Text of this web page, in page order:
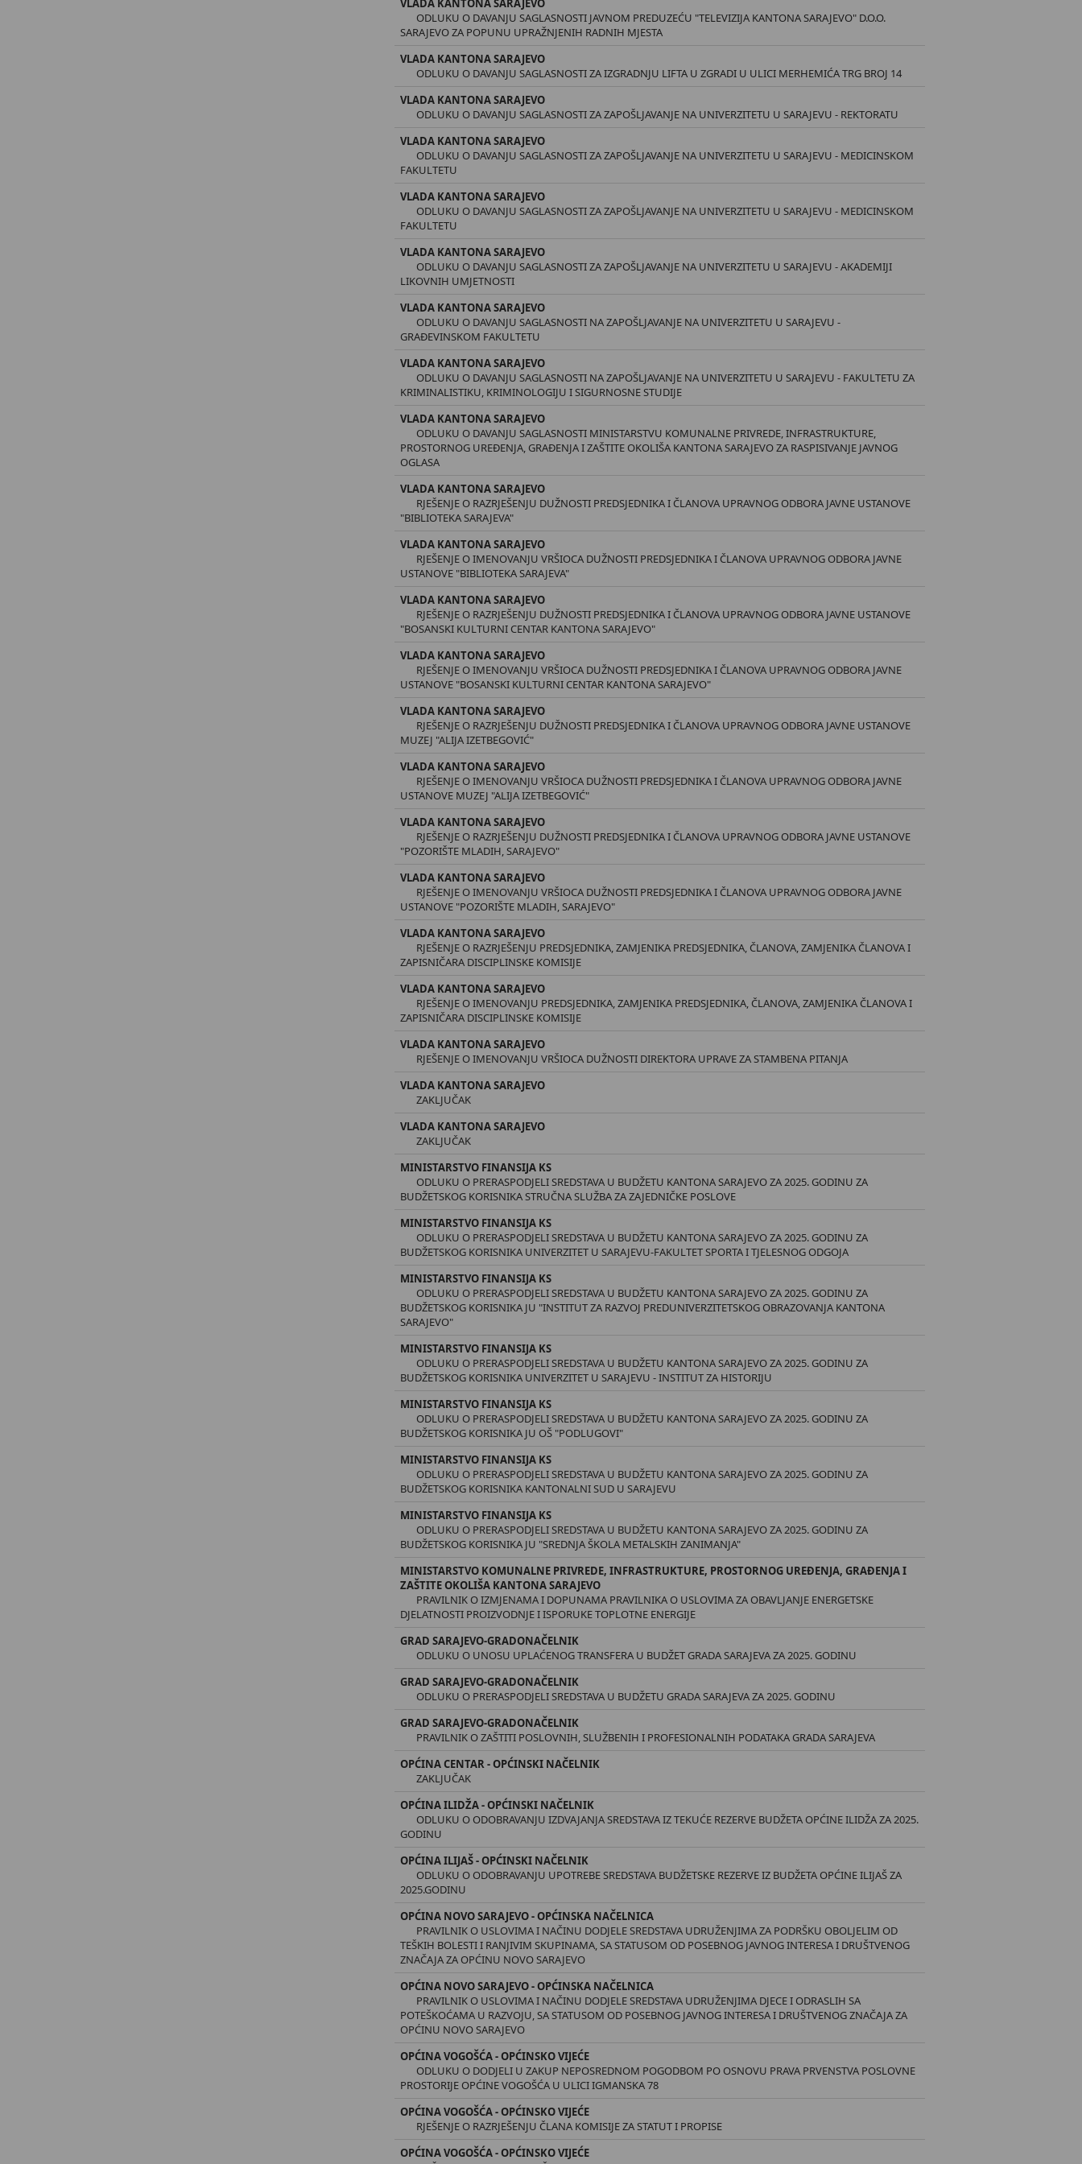
VLADA KANTONA SARAJEVO
ODLUKU O DAVANJU SAGLASNOSTI JAVNOM PREDUZEĆU "TELEVIZIJA KANTONA SARAJEVO" D.O.O.
SARAJEVO ZA POPUNU UPRAŽNJENIH RADNIH MJESTA
VLADA KANTONA SARAJEVO
ODLUKU O DAVANJU SAGLASNOSTI ZA IZGRADNJU LIFTA U ZGRADI U ULICI MERHEMIĆA TRG BROJ 14
VLADA KANTONA SARAJEVO
ODLUKU O DAVANJU SAGLASNOSTI ZA ZAPOŠLJAVANJE NA UNIVERZITETU U SARAJEVU - REKTORATU
VLADA KANTONA SARAJEVO
ODLUKU O DAVANJU SAGLASNOSTI ZA ZAPOŠLJAVANJE NA UNIVERZITETU U SARAJEVU - MEDICINSKOM
FAKULTETU
VLADA KANTONA SARAJEVO
ODLUKU O DAVANJU SAGLASNOSTI ZA ZAPOŠLJAVANJE NA UNIVERZITETU U SARAJEVU - MEDICINSKOM
FAKULTETU
VLADA KANTONA SARAJEVO
ODLUKU O DAVANJU SAGLASNOSTI ZA ZAPOŠLJAVANJE NA UNIVERZITETU U SARAJEVU - AKADEMIJI
LIKOVNIH UMJETNOSTI
VLADA KANTONA SARAJEVO
ODLUKU O DAVANJU SAGLASNOSTI NA ZAPOŠLJAVANJE NA UNIVERZITETU U SARAJEVU -
GRAĐEVINSKOM FAKULTETU
VLADA KANTONA SARAJEVO
ODLUKU O DAVANJU SAGLASNOSTI NA ZAPOŠLJAVANJE NA UNIVERZITETU U SARAJEVU - FAKULTETU ZA
KRIMINALISTIKU, KRIMINOLOGIJU I SIGURNOSNE STUDIJE
VLADA KANTONA SARAJEVO
ODLUKU O DAVANJU SAGLASNOSTI MINISTARSTVU KOMUNALNE PRIVREDE, INFRASTRUKTURE,
PROSTORNOG UREĐENJA, GRAĐENJA I ZAŠTITE OKOLIŠA KANTONA SARAJEVO ZA RASPISIVANJE JAVNOG
OGLASA
VLADA KANTONA SARAJEVO
RJEŠENJE O RAZRJEŠENJU DUŽNOSTI PREDSJEDNIKA I ČLANOVA UPRAVNOG ODBORA JAVNE USTANOVE
"BIBLIOTEKA SARAJEVA"
VLADA KANTONA SARAJEVO
RJEŠENJE O IMENOVANJU VRŠIOCA DUŽNOSTI PREDSJEDNIKA I ČLANOVA UPRAVNOG ODBORA JAVNE
USTANOVE "BIBLIOTEKA SARAJEVA"
VLADA KANTONA SARAJEVO
RJEŠENJE O RAZRJEŠENJU DUŽNOSTI PREDSJEDNIKA I ČLANOVA UPRAVNOG ODBORA JAVNE USTANOVE
"BOSANSKI KULTURNI CENTAR KANTONA SARAJEVO"
VLADA KANTONA SARAJEVO
RJEŠENJE O IMENOVANJU VRŠIOCA DUŽNOSTI PREDSJEDNIKA I ČLANOVA UPRAVNOG ODBORA JAVNE
USTANOVE "BOSANSKI KULTURNI CENTAR KANTONA SARAJEVO"
VLADA KANTONA SARAJEVO
RJEŠENJE O RAZRJEŠENJU DUŽNOSTI PREDSJEDNIKA I ČLANOVA UPRAVNOG ODBORA JAVNE USTANOVE
MUZEJ "ALIJA IZETBEGOVIĆ"
VLADA KANTONA SARAJEVO
RJEŠENJE O IMENOVANJU VRŠIOCA DUŽNOSTI PREDSJEDNIKA I ČLANOVA UPRAVNOG ODBORA JAVNE
USTANOVE MUZEJ "ALIJA IZETBEGOVIĆ"
VLADA KANTONA SARAJEVO
RJEŠENJE O RAZRJEŠENJU DUŽNOSTI PREDSJEDNIKA I ČLANOVA UPRAVNOG ODBORA JAVNE USTANOVE
"POZORIŠTE MLADIH, SARAJEVO"
VLADA KANTONA SARAJEVO
RJEŠENJE O IMENOVANJU VRŠIOCA DUŽNOSTI PREDSJEDNIKA I ČLANOVA UPRAVNOG ODBORA JAVNE
USTANOVE "POZORIŠTE MLADIH, SARAJEVO"
VLADA KANTONA SARAJEVO
RJEŠENJE O RAZRJEŠENJU PREDSJEDNIKA, ZAMJENIKA PREDSJEDNIKA, ČLANOVA, ZAMJENIKA ČLANOVA I
ZAPISNIČARA DISCIPLINSKE KOMISIJE
VLADA KANTONA SARAJEVO
RJEŠENJE O IMENOVANJU PREDSJEDNIKA, ZAMJENIKA PREDSJEDNIKA, ČLANOVA, ZAMJENIKA ČLANOVA I
ZAPISNIČARA DISCIPLINSKE KOMISIJE
VLADA KANTONA SARAJEVO
RJEŠENJE O IMENOVANJU VRŠIOCA DUŽNOSTI DIREKTORA UPRAVE ZA STAMBENA PITANJA
VLADA KANTONA SARAJEVO
ZAKLJUČAK
VLADA KANTONA SARAJEVO
ZAKLJUČAK
MINISTARSTVO FINANSIJA KS
ODLUKU O PRERASPODJELI SREDSTAVA U BUDŽETU KANTONA SARAJEVO ZA 2025. GODINU ZA
BUDŽETSKOG KORISNIKA STRUČNA SLUŽBA ZA ZAJEDNIČKE POSLOVE
MINISTARSTVO FINANSIJA KS
ODLUKU O PRERASPODJELI SREDSTAVA U BUDŽETU KANTONA SARAJEVO ZA 2025. GODINU ZA
BUDŽETSKOG KORISNIKA UNIVERZITET U SARAJEVU-FAKULTET SPORTA I TJELESNOG ODGOJA
MINISTARSTVO FINANSIJA KS
ODLUKU O PRERASPODJELI SREDSTAVA U BUDŽETU KANTONA SARAJEVO ZA 2025. GODINU ZA
BUDŽETSKOG KORISNIKA JU "INSTITUT ZA RAZVOJ PREDUNIVERZITETSKOG OBRAZOVANJA KANTONA
SARAJEVO"
MINISTARSTVO FINANSIJA KS
ODLUKU O PRERASPODJELI SREDSTAVA U BUDŽETU KANTONA SARAJEVO ZA 2025. GODINU ZA
BUDŽETSKOG KORISNIKA UNIVERZITET U SARAJEVU - INSTITUT ZA HISTORIJU
MINISTARSTVO FINANSIJA KS
ODLUKU O PRERASPODJELI SREDSTAVA U BUDŽETU KANTONA SARAJEVO ZA 2025. GODINU ZA
BUDŽETSKOG KORISNIKA JU OŠ "PODLUGOVI"
MINISTARSTVO FINANSIJA KS
ODLUKU O PRERASPODJELI SREDSTAVA U BUDŽETU KANTONA SARAJEVO ZA 2025. GODINU ZA
BUDŽETSKOG KORISNIKA KANTONALNI SUD U SARAJEVU
MINISTARSTVO FINANSIJA KS
ODLUKU O PRERASPODJELI SREDSTAVA U BUDŽETU KANTONA SARAJEVO ZA 2025. GODINU ZA
BUDŽETSKOG KORISNIKA JU "SREDNJA ŠKOLA METALSKIH ZANIMANJA"
MINISTARSTVO KOMUNALNE PRIVREDE, INFRASTRUKTURE, PROSTORNOG UREĐENJA, GRAĐENJA I
ZAŠTITE OKOLIŠA KANTONA SARAJEVO
PRAVILNIK O IZMJENAMA I DOPUNAMA PRAVILNIKA O USLOVIMA ZA OBAVLJANJE ENERGETSKE
DJELATNOSTI PROIZVODNJE I ISPORUKE TOPLOTNE ENERGIJE
GRAD SARAJEVO-GRADONAČELNIK
ODLUKU O UNOSU UPLAĆENOG TRANSFERA U BUDŽET GRADA SARAJEVA ZA 2025. GODINU
GRAD SARAJEVO-GRADONAČELNIK
ODLUKU O PRERASPODJELI SREDSTAVA U BUDŽETU GRADA SARAJEVA ZA 2025. GODINU
GRAD SARAJEVO-GRADONAČELNIK
PRAVILNIK O ZAŠTITI POSLOVNIH, SLUŽBENIH I PROFESIONALNIH PODATAKA GRADA SARAJEVA
OPĆINA CENTAR - OPĆINSKI NAČELNIK
ZAKLJUČAK
OPĆINA ILIDŽA - OPĆINSKI NAČELNIK
ODLUKU O ODOBRAVANJU IZDVAJANJA SREDSTAVA IZ TEKUĆE REZERVE BUDŽETA OPĆINE ILIDŽA ZA 2025.
GODINU
OPĆINA ILIJAŠ - OPĆINSKI NAČELNIK
ODLUKU O ODOBRAVANJU UPOTREBE SREDSTAVA BUDŽETSKE REZERVE IZ BUDŽETA OPĆINE ILIJAŠ ZA
2025.GODINU
OPĆINA NOVO SARAJEVO - OPĆINSKA NAČELNICA
PRAVILNIK O USLOVIMA I NAČINU DODJELE SREDSTAVA UDRUŽENJIMA ZA PODRŠKU OBOLJELIM OD
TEŠKIH BOLESTI I RANJIVIM SKUPINAMA, SA STATUSOM OD POSEBNOG JAVNOG INTERESA I DRUŠTVENOG
ZNAČAJA ZA OPĆINU NOVO SARAJEVO
OPĆINA NOVO SARAJEVO - OPĆINSKA NAČELNICA
PRAVILNIK O USLOVIMA I NAČINU DODJELE SREDSTAVA UDRUŽENJIMA DJECE I ODRASLIH SA
POTEŠKOĆAMA U RAZVOJU, SA STATUSOM OD POSEBNOG JAVNOG INTERESA I DRUŠTVENOG ZNAČAJA ZA
OPĆINU NOVO SARAJEVO
OPĆINA VOGOŠĆA - OPĆINSKO VIJEĆE
ODLUKU O DODJELI U ZAKUP NEPOSREDNOM POGODBOM PO OSNOVU PRAVA PRVENSTVA POSLOVNE
PROSTORIJE OPĆINE VOGOŠĆA U ULICI IGMANSKA 78
OPĆINA VOGOŠĆA - OPĆINSKO VIJEĆE
RJEŠENJE O RAZRJEŠENJU ČLANA KOMISIJE ZA STATUT I PROPISE
OPĆINA VOGOŠĆA - OPĆINSKO VIJEĆE